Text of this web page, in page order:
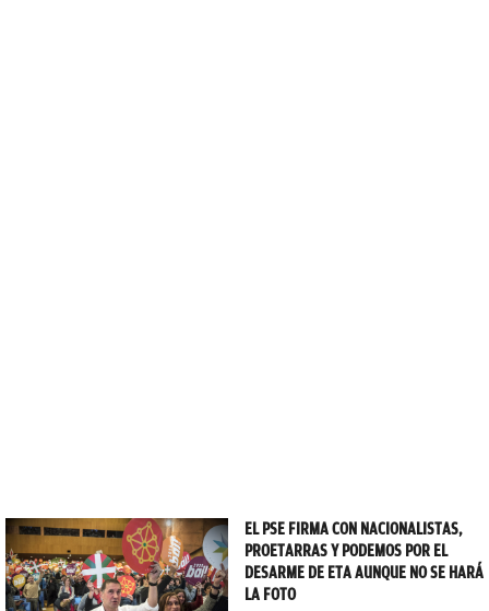
EL PSE FIRMA CON NACIONALISTAS,
PROETARRAS Y PODEMOS POR EL
DESARME DE ETA AUNQUE NO SE HARÁ
LA FOTO